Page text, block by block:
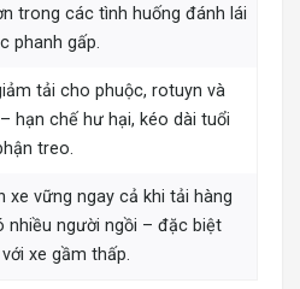
trong các tình huống đánh lái
phanh gấp.
tải cho phuộc, rotuyn và
hạn chế hư hại, kéo dài tuổi
treo.
xe vững ngay cả khi tải hàng
nhiều người ngồi – đặc biệt
xe gầm thấp.